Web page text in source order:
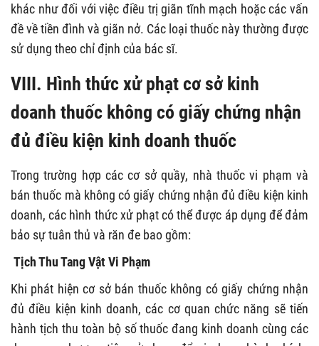
khác như đối với việc điều trị giãn tĩnh mạch hoặc các vấn
đề về tiền đình và giãn nở. Các loại thuốc này thường được
sử dụng theo chỉ định của bác sĩ.
VIII. Hình thức xử phạt cơ sở kinh
doanh thuốc không có giấy chứng nhận
đủ điều kiện kinh doanh thuốc
Trong trường hợp các cơ sở quầy, nhà thuốc vi phạm và
bán thuốc mà không có giấy chứng nhận đủ điều kiện kinh
doanh, các hình thức xử phạt có thể được áp dụng để đảm
bảo sự tuân thủ và răn đe bao gồm:
Tịch Thu Tang Vật Vi Phạm
Khi phát hiện cơ sở bán thuốc không có giấy chứng nhận
đủ điều kiện kinh doanh, các cơ quan chức năng sẽ tiến
hành tịch thu toàn bộ số thuốc đang kinh doanh cùng các